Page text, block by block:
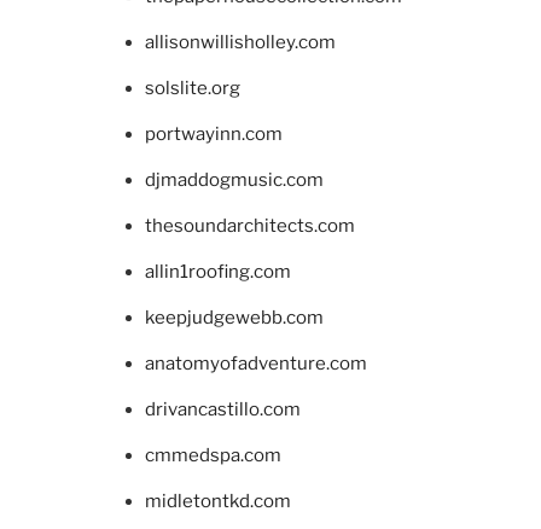
allisonwillisholley.com
solslite.org
portwayinn.com
djmaddogmusic.com
thesoundarchitects.com
allin1roofing.com
keepjudgewebb.com
anatomyofadventure.com
drivancastillo.com
cmmedspa.com
midletontkd.com